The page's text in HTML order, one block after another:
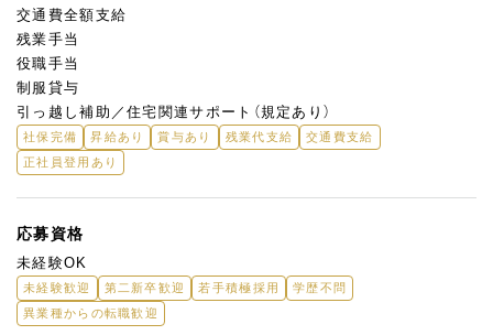
交通費全額支給
残業手当
役職手当
制服貸与
引っ越し補助／住宅関連サポート（規定あり）
社保完備 昇給あり 賞与あり 残業代支給
交通費支給
正社員登用あり
応募資格
未経験OK
未経験歓迎 第二新卒歓迎 若手積極採用
学歴不問
異業種からの転職歓迎